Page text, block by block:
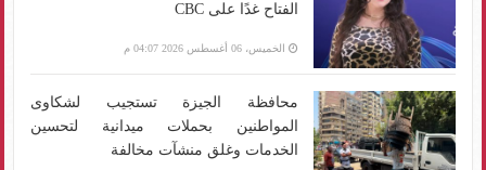
الفتاح غدًا على CBC
الخميس، 06 أغسطس 2026 04:07 م
محافظة الجيزة تستجيب لشكاوى
المواطنين بحملات ميدانية لتحسين
الخدمات وغلق منشآت مخالفة